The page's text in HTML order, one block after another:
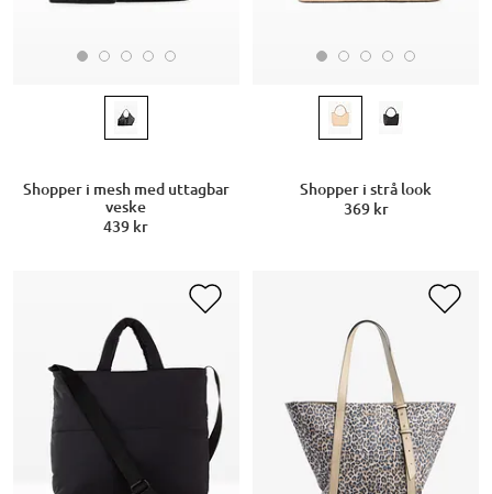
Shopper i mesh med uttagbar
veske
439 kr
Shopper i strå look
369 kr